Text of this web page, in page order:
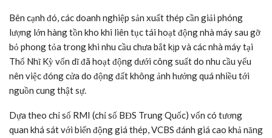
Bên cạnh đó, các doanh nghiệp sản xuất thép cần giải phóng
lượng lớn hàng tồn kho khi liên tục tái hoạt động nhà máy sau gỡ
bỏ phong tỏa trong khi nhu cầu chưa bắt kịp và các nhà máy tại
Thổ Nhĩ Kỳ vốn dĩ đã hoạt động dưới công suất do nhu cầu yếu
nên việc đóng cửa do động đất không ảnh hưởng quá nhiều tới
nguồn cung thật sự.
Dựa theo chỉ số RMI (chỉ số BĐS Trung Quốc) vốn có tương
quan khá sát với biến động giá thép, VCBS đánh giá cao khả năng